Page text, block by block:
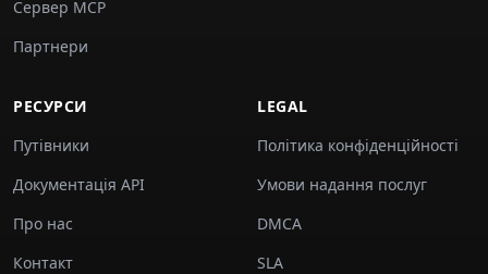
Сервер MCP
Партнери
РЕСУРСИ
Путівники
Документація API
Про нас
Контакт
LEGAL
Політика конфіденційності
Умови надання послуг
DMCA
SLA